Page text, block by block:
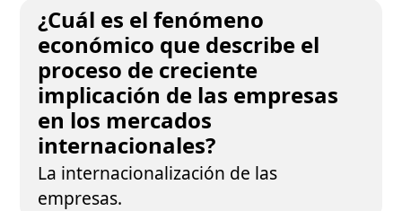
¿Cuál es el fenómeno
económico que describe el
proceso de creciente
implicación de las empresas
en los mercados
internacionales?
La internacionalización de las
empresas.